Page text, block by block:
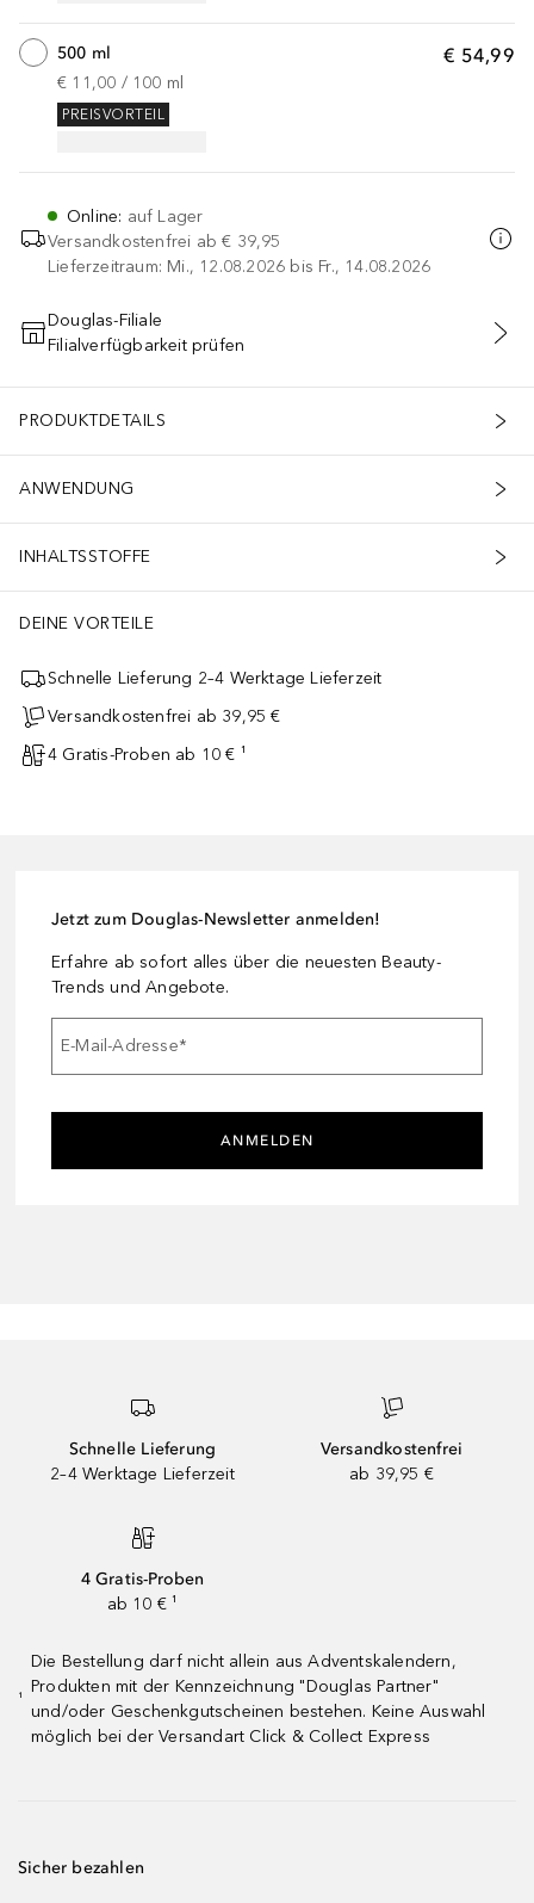
€ 54,99
500 ml
€ 11,00 / 100 ml
PREISVORTEIL
Online: auf Lager
Versandkostenfrei ab € 39,95
Lieferzeitraum: Mi., 12.08.2026 bis Fr., 14.08.2026
IN DEN WARENKORB
Douglas-Filiale
Filialverfügbarkeit prüfen
PRODUKTDETAILS
ANWENDUNG
INHALTSSTOFFE
DEINE VORTEILE
Schnelle Lieferung 2–4 Werktage Lieferzeit
Versandkostenfrei ab 39,95 €
4 Gratis-Proben ab 10 € ¹
Jetzt zum Douglas-Newsletter anmelden!
Erfahre ab sofort alles über die neuesten Beauty-
Trends und Angebote.
E-Mail-Adresse*
ANMELDEN
Schnelle Lieferung
2–4 Werktage Lieferzeit
Versandkostenfrei
ab 39,95 €
4 Gratis-Proben
ab 10 € ¹
¹
Die Bestellung darf nicht allein aus Adventskalendern,
Produkten mit der Kennzeichnung "Douglas Partner"
und/oder Geschenkgutscheinen bestehen. Keine Auswahl
möglich bei der Versandart Click & Collect Express
Sicher bezahlen